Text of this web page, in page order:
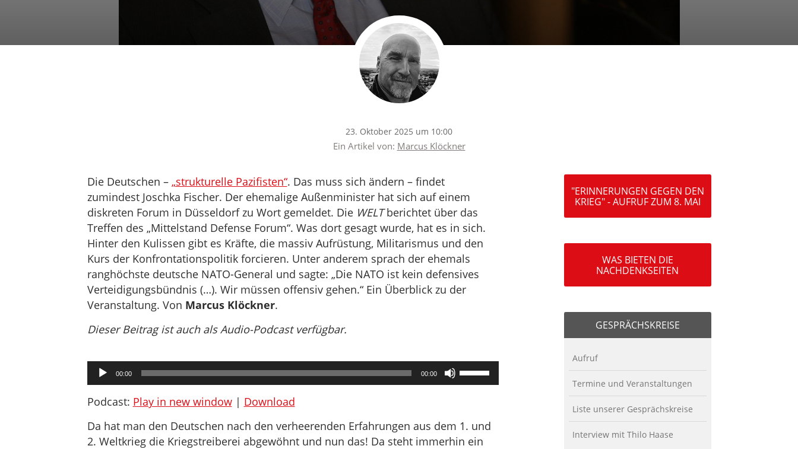
23. Oktober 2025 um 10:00
Ein Artikel von: Marcus Klöckner
Die Deutschen – „strukturelle Pazifisten“. Das muss sich ändern – findet
zumindest Joschka Fischer. Der ehemalige Außenminister hat sich auf einem
diskreten Forum in Düsseldorf zu Wort gemeldet. Die WELTberichtet über das
Treffen des „Mittelstand Defense Forum“. Was dort gesagt wurde, hat es in sich.
Hinter den Kulissen gibt es Kräfte, die massiv Aufrüstung, Militarismus und den
Kurs der Konfrontationspolitik forcieren. Unter anderem sprach der ehemals
ranghöchste deutsche NATO-General und sagte: „Die NATO ist kein defensives
Verteidigungsbündnis (…). Wir müssen offensiv gehen.“ Ein Überblick zu der
Veranstaltung. Von Marcus Klöckner.
Dieser Beitrag ist auch als Audio-Podcast verfügbar.
Audio-
Player
00:00 00:00
Pfeiltasten
Hoch/Runter
die
Lautstärke
Podcast: Play in new window| Download
Da hat man den Deutschen nach den verheerenden Erfahrungen aus dem 1. und
2. Weltkrieg die Kriegstreiberei abgewöhnt und nun das! Da steht immerhin ein
"ERINNERUNGEN GEGEN DEN
KRIEG" - AUFRUF ZUM 8. MAI
WAS BIETEN DIE
NACHDENKSEITEN
GESPRÄCHSKREISE
Aufruf
Termine und Veranstaltungen
Liste unserer Gesprächskreise
Interview mit Thilo Haase